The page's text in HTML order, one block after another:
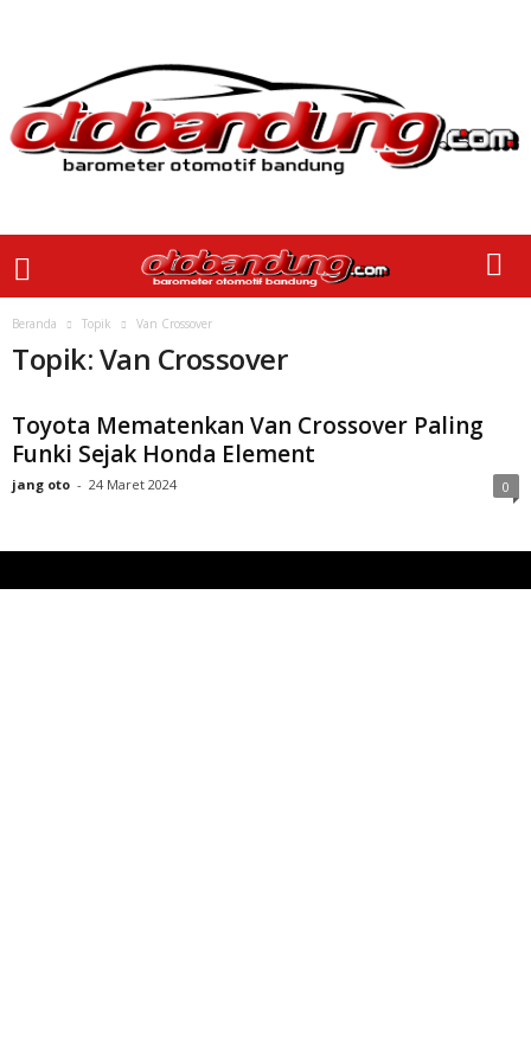
Beranda Topik Van Crossover
Topik: Van Crossover
Toyota Mematenkan Van Crossover Paling
Funki Sejak Honda Element
jang oto - 24 Maret 2024 0